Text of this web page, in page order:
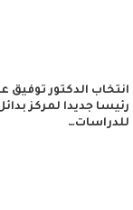
انتخاب الدكتور توفيق
رئيسا جديدا لمركز
للدراسات…